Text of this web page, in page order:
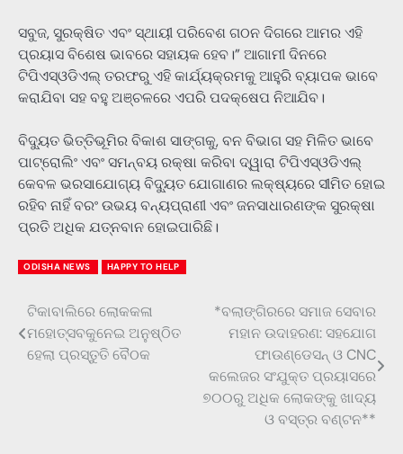
ସବୁଜ, ସୁରକ୍ଷିତ ଏବଂ ସ୍ଥାୟୀ ପରିବେଶ ଗଠନ ଦିଗରେ ଆମର ଏହି
ପ୍ରୟାସ ବିଶେଷ ଭାବରେ ସହାୟକ ହେବ।” ଆଗାମୀ ଦିନରେ
ଟିପିଏସ୍ଓଡିଏଲ୍ ତରଫରୁ ଏହି କାର୍ଯ୍ୟକ୍ରମକୁ ଆହୁରି ବ୍ୟାପକ ଭାବେ
କରାଯିବା ସହ ବହୁ ଅଞ୍ଚଳରେ ଏପରି ପଦକ୍ଷେପ ନିଆଯିବ।
ବିଦ୍ୟୁତ ଭିତ୍ତିଭୂମିର ବିକାଶ ସାଙ୍ଗକୁ, ବନ ବିଭାଗ ସହ ମିଳିତ ଭାବେ
ପାଟ୍ରୋଲିଂ ଏବଂ ସମନ୍ବୟ ରକ୍ଷା କରିବା ଦ୍ୱାରା ଟିପିଏସ୍ଓଡିଏଲ୍
କେବଳ ଭରସାଯୋଗ୍ୟ ବିଦ୍ୟୁତ ଯୋଗାଣର ଲକ୍ଷ୍ୟରେ ସୀମିତ ହୋଇ
ରହିବ ନାହିଁ ବରଂ ଉଭୟ ବନ୍ୟପ୍ରାଣୀ ଏବଂ ଜନସାଧାରଣଙ୍କ ସୁରକ୍ଷା
ପ୍ରତି ଅଧିକ ଯତ୍ନବାନ ହୋଇପାରିଛି।
ODISHA NEWS HAPPY TO HELP
Post
navigation
ଟିକାବାଲିରେ ଲୋକକଳା
ମହୋତ୍ସବକୁନେଇ ଅନୁଷ୍ଠିତ
ହେଲା ପ୍ରସ୍ତୁତି ବୈଠକ
*ବଲାଙ୍ଗିରରେ ସମାଜ ସେବାର
ମହାନ ଉଦାହରଣ: ସହଯୋଗ
ଫାଉଣ୍ଡେସନ୍ ଓ CNC
କଲେଜର ସଂଯୁକ୍ତ ପ୍ରୟାସରେ
୭୦୦ରୁ ଅଧିକ ଲୋକଙ୍କୁ ଖାଦ୍ୟ
ଓ ବସ୍ତ୍ର ବଣ୍ଟନ**